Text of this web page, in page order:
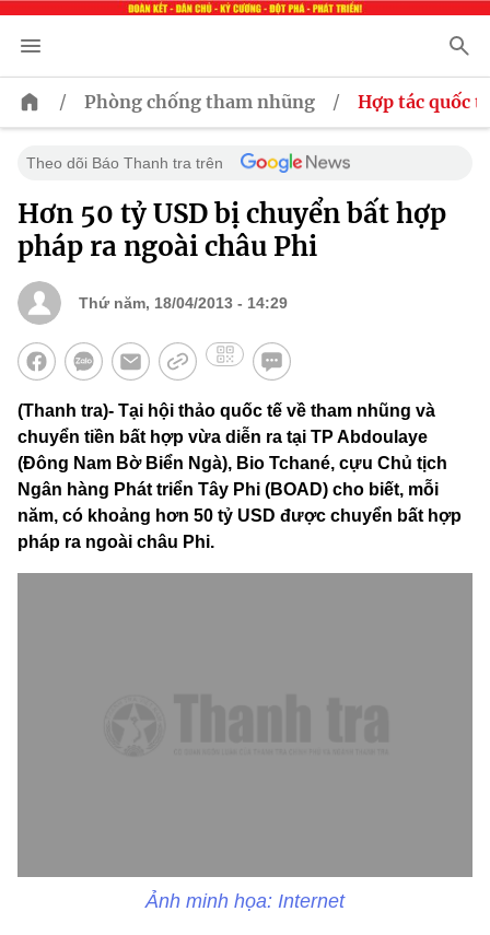
/ Phòng chống tham nhũng / Hợp tác quốc
Theo dõi Báo Thanh tra trên
Hơn 50 tỷ USD bị chuyển bất hợp
pháp ra ngoài châu Phi
Thứ năm, 18/04/2013 - 14:29
(Thanh tra)- Tại hội thảo quốc tế về tham nhũng và
chuyển tiền bất hợp vừa diễn ra tại TP Abdoulaye
(Đông Nam Bờ Biển Ngà), Bio Tchané, cựu Chủ tịch
Ngân hàng Phát triển Tây Phi (BOAD) cho biết, mỗi
năm, có khoảng hơn 50 tỷ USD được chuyển bất hợp
pháp ra ngoài châu Phi.
Ảnh minh họa: Internet